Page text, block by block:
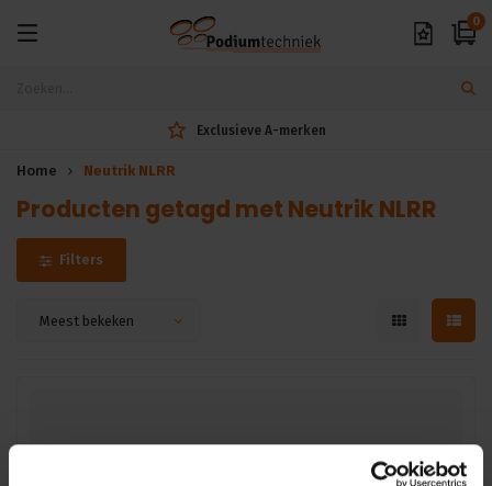
0
Exclusieve A-merken
Home Neutrik NLRR
Producten getagd met Neutrik NLRR
Filters
Meest bekeken